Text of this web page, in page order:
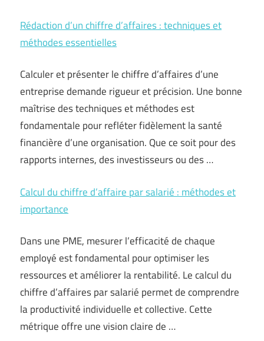
Rédaction d’un chiffre d’affaires : techniques et
méthodes essentielles
Calculer et présenter le chiffre d’affaires d’une
entreprise demande rigueur et précision. Une bonne
maîtrise des techniques et méthodes est
fondamentale pour refléter fidèlement la santé
financière d’une organisation. Que ce soit pour des
rapports internes, des investisseurs ou des …
Calcul du chiffre d’affaire par salarié : méthodes et
importance
Dans une PME, mesurer l’efficacité de chaque
employé est fondamental pour optimiser les
ressources et améliorer la rentabilité. Le calcul du
chiffre d’affaires par salarié permet de comprendre
la productivité individuelle et collective. Cette
métrique offre une vision claire de …